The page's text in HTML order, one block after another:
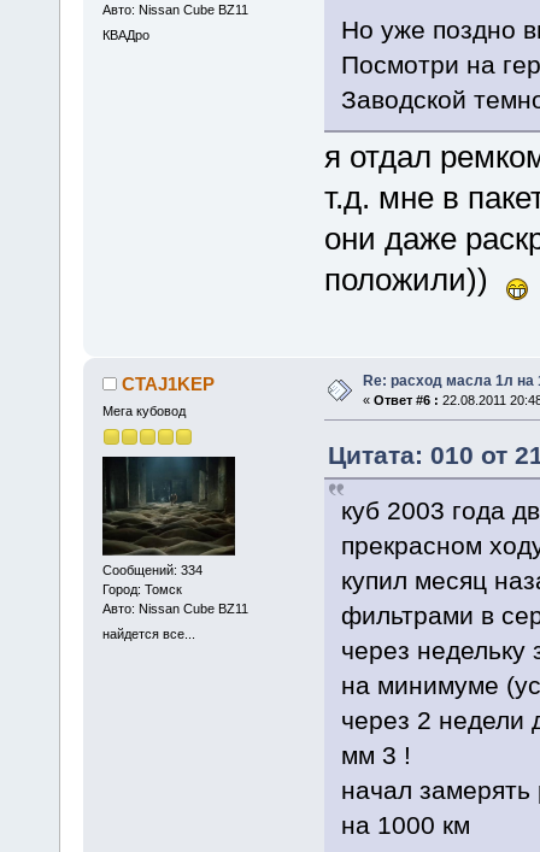
Авто: Nissan Cube BZ11
КВАДро
Но уже поздно
Посмотри на
Заводской
я отдал
т.д. мне в
они даже
положили))
CTAJ1KEP
Мега кубовод
Сообщений: 334
Город: Томск
Авто: Nissan Cube BZ11
найдется все...
Re: расход масла 1л на
« Ответ #6 : 22.08.2011
Цитата: 010 от
куб 2003 года
прекрасном
купил месяц
фильтрами в
через недельку
на минимуме
через 2 недели
мм 3 !
начал
на 1000 км